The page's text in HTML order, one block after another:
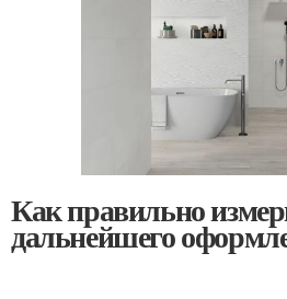
Как правильно
дальнейшего